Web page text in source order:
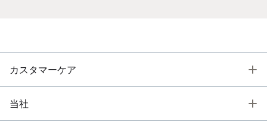
カスタマーケア
当社